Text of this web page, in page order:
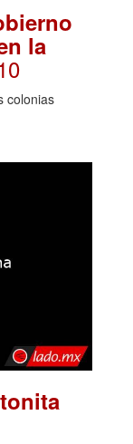
la
colonias